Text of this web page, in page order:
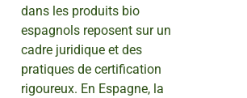
dans les produits bio
espagnols reposent sur un
cadre juridique et des
pratiques de certification
rigoureux. En Espagne, la